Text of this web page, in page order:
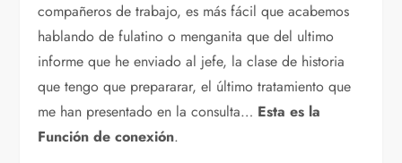
compañeros de trabajo, es más fácil que acabemos
hablando de fulatino o menganita que del ultimo
informe que he enviado al jefe, la clase de historia
que tengo que prepararar, el último tratamiento que
me han presentado en la consulta… Esta es la
Función de conexión.